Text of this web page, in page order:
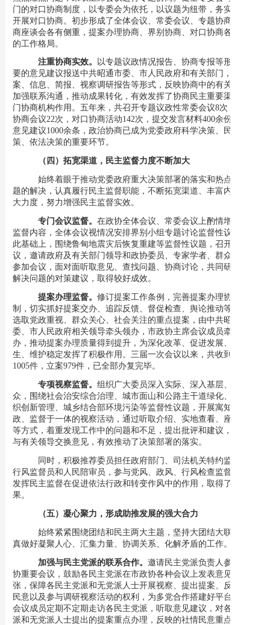
门的对口协商制度，以专委会为依托，以议题为纽带，务实有效地
开展对口协商。初步形成了全体会议、常委会议、专题协商会、协
商座谈会各有侧重，提案办理协商、界别协商、对口协商各具特色
的工作格局。
注重协商实效。
以专题议政情况报告、协商专报等形式将重
要的意见建议报送中共昭通市委、市人民政府和有关部门，以提
案、信息、简报、视察调研报告等形式，反映协商中的有关问题，
加强联系沟通，推动成果转化，有效发挥了协商民主重要渠道和专
门协商机构作用。五年来，共召开专题议政性常委会议8次，专题
协商会议22次，对口协商活动142次，提交发言材料400余份，提出
意见建议1000余条，政治协商已成为党委政府科学决策、民主决
策、依法决策的重要环节。
（四）拓宽渠道，民主监督力度不断加大
始终着眼于推动党委政府重大决策部署的落实和热点难点问
题的解决，认真履行民主监督职能，不断拓宽渠道、丰富内容、加
大力度，努力增强民主监督实效。
专门会议监督。 在政协全体会议、常委会议上酌情增加民主
监督内容，全体会议视情况安排界别小组专题讨论监督性议题。在
此基础上，围绕鲁甸地震灾后恢复重建等监督性议题，召开专门会
议，邀请政府及有关部门领导和政协委员、专家学者、群众代表等
参加会议，面对面听取意见、查找问题、协商讨论，共同研究提出
解决问题的对策建议，取得较好成效。
提案办理监督。 修订提案工作条例， 完善提案办理协商机
制，切实抓好提案交办、追踪反馈、督促检查、舆论推动等环节，
选取党政重视、群众关心、社会关注的重点提案，由中共昭通
委、 市人民政府相关领导牵头领办， 市政协主席会议成员牵头督
办，推动提案办理质量得到提升，为深化改革、促进发展、改善民
生、维护稳定发挥了积极作用。三届一次会议以来， 共收到提案
1005件，立案979件， 已全部办复完毕。
专项视察监督。 组织广大委员深入实际、深入基层、深入群
众，围绕社会治安综合治理、城市面山和公路主干道绿化、社会组
织创新管理、城乡结合部环境污染等监督性议题， 开展寓知情、议
政、监督于一体的视察活动 ，通过听取介绍、实地查看、座谈讨论
等方式，着重发现工作中的问题和不足，提出批评和建议，并及时
与有关领导交换意见，有效推动了决策部署的落实。
同时，积极推荐委员担任政府部门、司法机关特约监督员、
行风监督员和人民陪审员， 参与党风、政风、行风检查监督，充分
发挥民主监督在促进依法行政和转变作风中的作用，取得了良好效
果。
（五）凝心聚力，形成助推发展的强大合力
始终紧紧围绕团结和民主两大主题，坚持大团结大联合，认
真做好凝聚人心、汇集力量、协调关系、化解矛盾的工作。
加强与民主党派的联系合作。 邀请民主党派负责人参加市政
协重要会议，鼓励各民主党派在市政协各种会议上发表意见和主
张，保障各民主党派和无党派人士开展视察、提出提案、反映社情
民意以及参与调研视察活动的权利，为多党合作搭建好平台。主席
会议成员定期不定期走访各民主党派，听取意见建议，对各民主党
派和无党派人士提出的提案重点办理，反映的社情民意重点报送，